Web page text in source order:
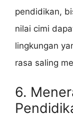
pendidikan,
nilai cimi
lingkungan
rasa saling
6.